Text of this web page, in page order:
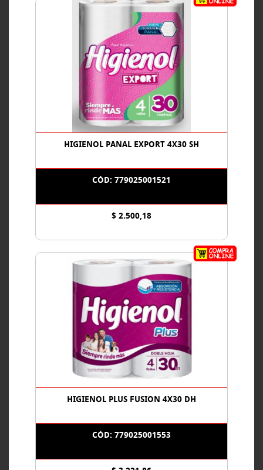
HIGIENOL PANAL EXPORT 4X30 SH
CÓD: 779025001521
$ 2.500,18
HIGIENOL PLUS FUSION 4X30 DH
CÓD: 779025001553